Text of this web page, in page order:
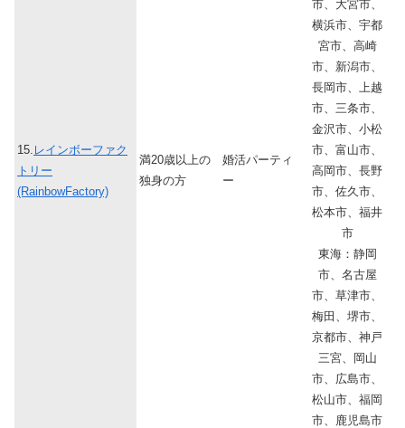
15. レインボーファク
トリー
(RainbowFactory)
満20歳以上の
独身の方
婚活パーティ
ー
市、大宮市、
横浜市、宇都
宮市、高崎
市、新潟市、
長岡市、上越
市、三条市、
金沢市、小松
市、富山市、
高岡市、長野
市、佐久市、
松本市、福井
市
東海：静岡
市、名古屋
市、草津市、
梅田、堺市、
京都市、神戸
三宮、岡山
市、広島市、
松山市、福岡
市、鹿児島市